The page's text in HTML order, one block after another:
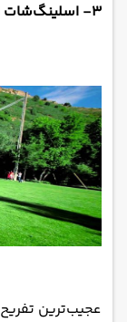
۳- اسلینگ‌شات انسانی
عجیب‌ترین